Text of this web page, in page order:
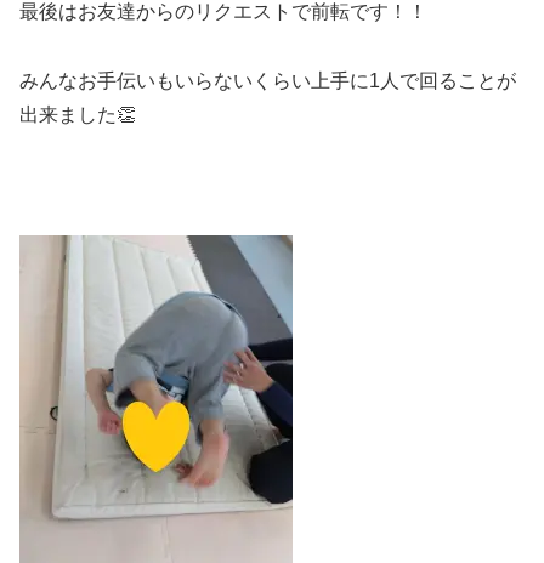
最後はお友達からのリクエストで前転です！！
みんなお手伝いもいらないくらい上手に1人で回ることが
出来ました👏